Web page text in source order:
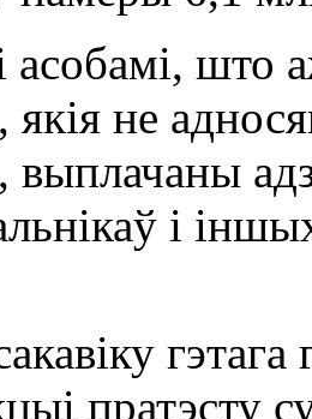
асобамі, што
якія не
выплачаны
і
гэтага
пратэсту